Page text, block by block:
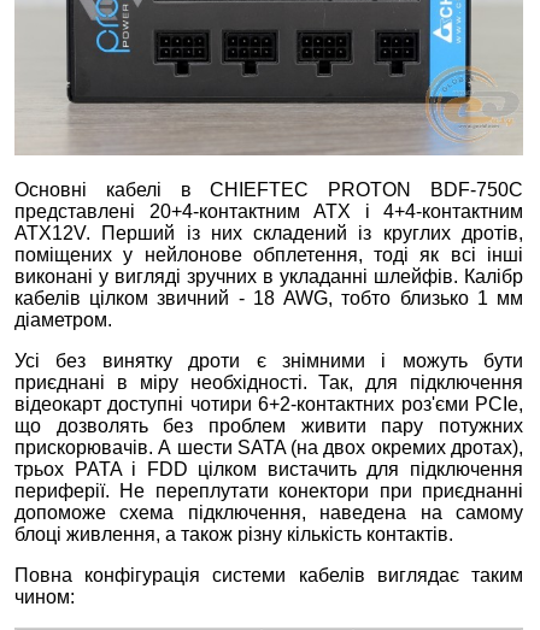
Основні кабелі в CHIEFTEC PROTON BDF-750C
представлені 20+4-контактним ATX і 4+4-контактним
ATX12V. Перший із них складений із круглих дротів,
поміщених у нейлонове обплетення, тоді як всі інші
виконані у вигляді зручних в укладанні шлейфів. Калібр
кабелів цілком звичний - 18 AWG, тобто близько 1 мм
діаметром.
Усі без винятку дроти є знімними і можуть бути
приєднані в міру необхідності. Так, для підключення
відеокарт доступні чотири 6+2-контактних роз'єми PCIe,
що дозволять без проблем живити пару потужних
прискорювачів. А шести SATA (на двох окремих дротах),
трьох PATA і FDD цілком вистачить для підключення
периферії. Не переплутати конектори при приєднанні
допоможе схема підключення, наведена на самому
блоці живлення, а також різну кількість контактів.
Повна конфігурація системи кабелів виглядає таким
чином: